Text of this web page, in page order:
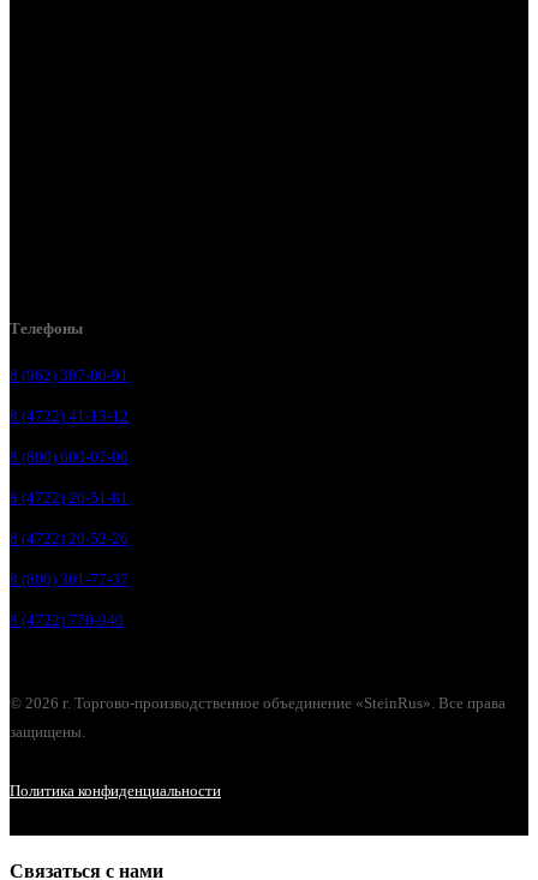
Телефоны
8 (962) 307-00-91
8 (4722) 41-13-12
8 (800) 600-07-00
8 (4722) 20-51-81
8 (4722) 20-52-26
8 (800) 301-77-37
8 (4722) 770-940
© 2026 г. Торгово-производственное объединение «SteinRus». Все права
защищены.
Политика конфиденциальности
Связаться с нами